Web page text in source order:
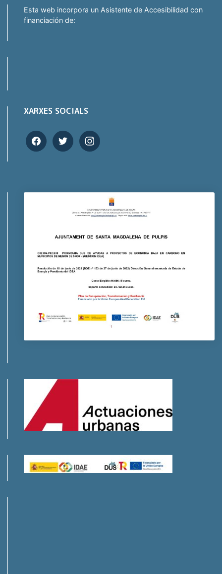
Esta web incorpora un Asistente de Accesibilidad con
financiación de:
XARXES SOCIALS
facebooktwitter instagram